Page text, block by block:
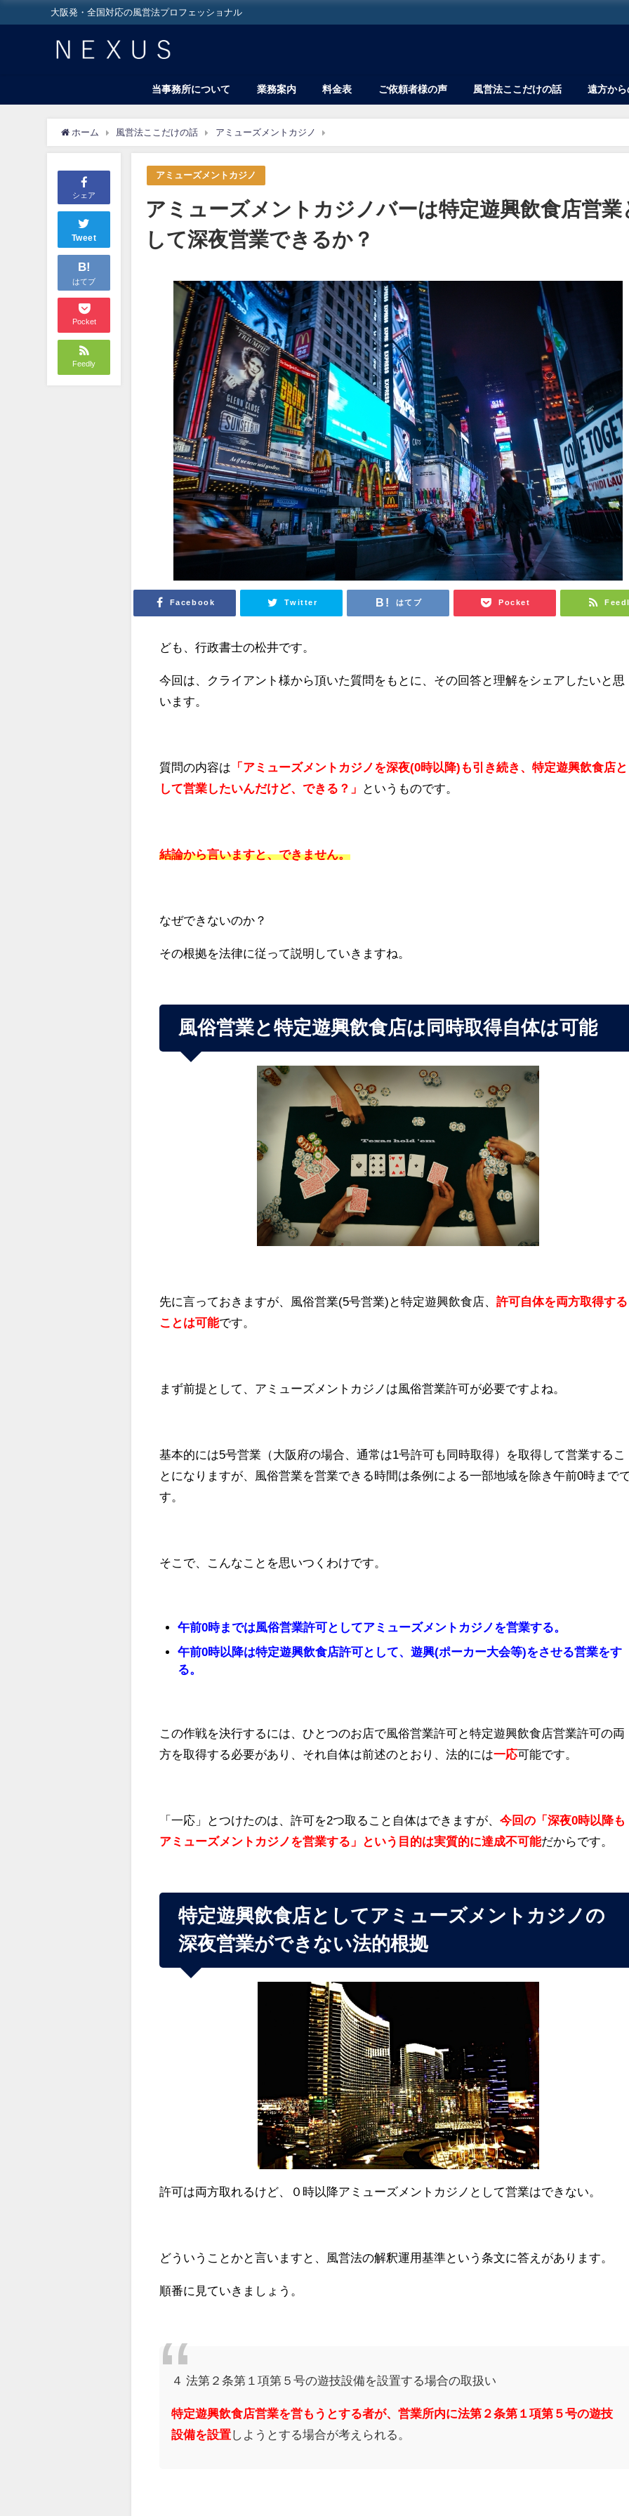
大阪発・全国対応の風営法プロフェッショナル
当事務所について 業務案内 料金表 ご依頼者様の声 風営法ここだけの話 遠方か
ホーム 風営法ここだけの話 アミューズメントカジノ
シェア
Tweet
B!
はてブ
Pocket
Feedly
アミューズメントカジノ
アミューズメントカジノバーは特定遊興飲食店営業
して深夜営業できるか？
Facebook Twitter はてブ Pocket
ども、行政書士の松井です。
今回は、クライアント様から頂いた質問をもとに、その回答と理解をシェアしたいと思
います。
質問の内容は 「アミューズメントカジノを深夜(0時以降)も引き続き、特定遊興飲食店と
して営業したいんだけど、できる？」
というものです。
結論から言いますと、できません。
なぜできないのか？
その根拠を法律に従って説明していきますね。
風俗営業と特定遊興飲食店は同時取得自体は可能
先に言っておきますが、風俗営業(5号営業)と特定遊興飲食店、許可自体を両方取得する
ことは可能です。
まず前提として、アミューズメントカジノは風俗営業許可が必要ですよね。
基本的には5号営業（大阪府の場合、通常は1号許可も同時取得）を取得して営業するこ
とになりますが、風俗営業を営業できる時間は条例による一部地域を除き午前0時まで
す。
そこで、こんなことを思いつくわけです。
午前0時までは風俗営業許可としてアミューズメントカジノを営業する。
午前0時以降は特定遊興飲食店許可として、遊興(ポーカー大会等)をさせる営業をす
る。
この作戦を決行するには、ひとつのお店で風俗営業許可と特定遊興飲食店営業許可の両
方を取得する必要があり、それ自体は前述のとおり、法的には一応可能です。
「一応」とつけたのは、許可を2つ取ること自体はできますが、今回の「深夜0時以降も
アミューズメントカジノを営業する」という目的は実質的に達成不可能だからです。
特定遊興飲食店としてアミューズメントカジノの
深夜営業ができない法的根拠
許可は両方取れるけど、０時以降アミューズメントカジノとして営業はできない。
どういうことかと言いますと、風営法の解釈運用基準という条文に答えがあります。
順番に見ていきましょう。
４ 法第２条第１項第５号の遊技設備を設置する場合の取扱い
特定遊興飲食店営業を営もうとする者が、営業所内に法第２条第１項第５号の遊技
設備を設置しようとする場合が考えられる。